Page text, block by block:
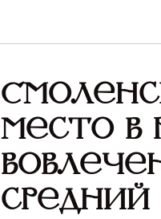
место в
средний